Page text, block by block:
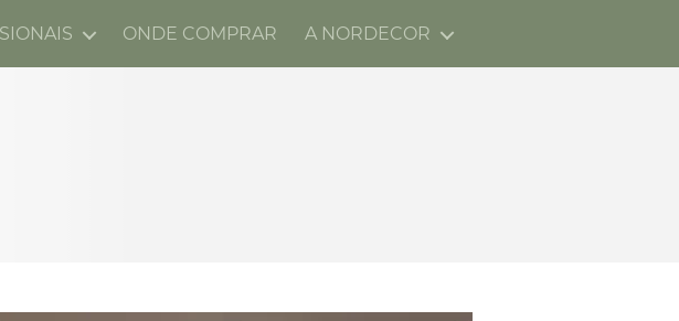
ONDE COMPRAR A NORDECOR